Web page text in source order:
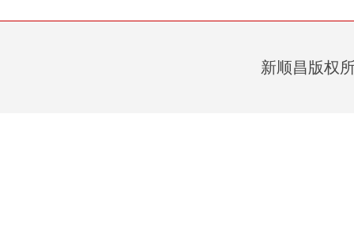
新顺昌版权